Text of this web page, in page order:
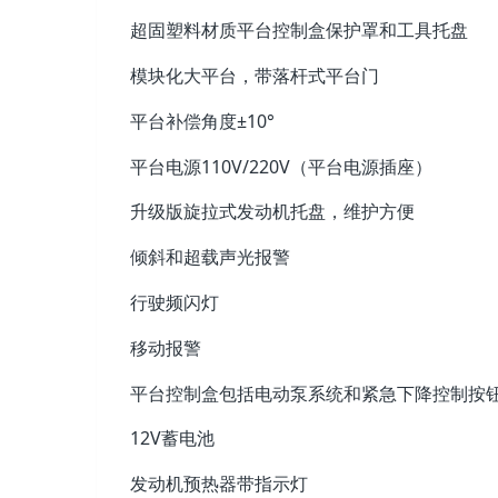
超固塑料材质平台控制盒保护罩和工具托盘
模块化大平台，带落杆式平台门
平台补偿角度±10°
平台电源110V/220V（平台电源插座）
升级版旋拉式发动机托盘，维护方便
倾斜和超载声光报警
行驶频闪灯
移动报警
平台控制盒包括电动泵系统和紧急下降控制按
12V蓄电池
发动机预热器带指示灯